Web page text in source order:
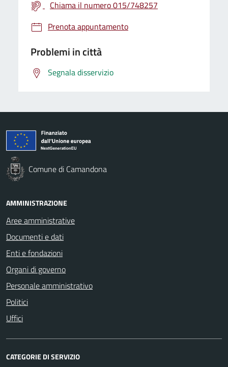
Chiama il numero 015/748257
Prenota appuntamento
Problemi in città
Segnala disservizio
Comune di Camandona
AMMINISTRAZIONE
Aree amministrative
Documenti e dati
Enti e fondazioni
Organi di governo
Personale amministrativo
Politici
Uffici
CATEGORIE DI SERVIZIO